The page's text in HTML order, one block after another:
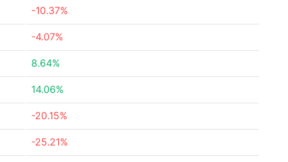
-10.37%
-4.07%
8.64%
14.06%
-20.15%
-25.21%